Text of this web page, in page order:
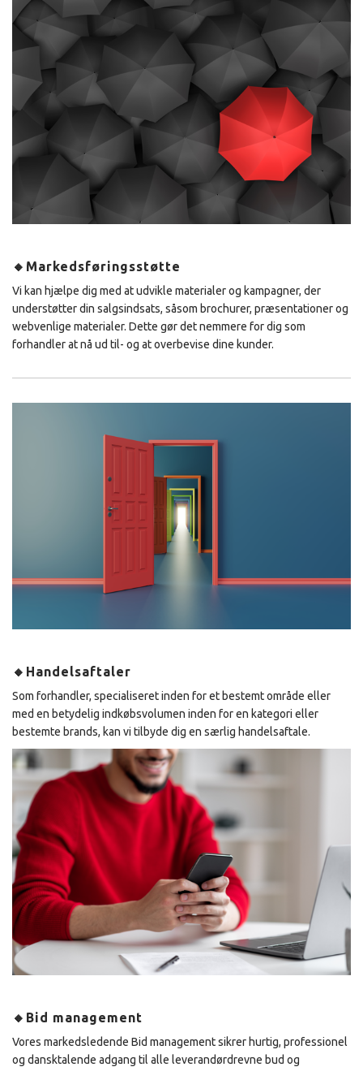
🔸Markedsføringsstøtte
Vi kan hjælpe dig med at udvikle materialer og kampagner, der
understøtter din salgsindsats, såsom brochurer, præsentationer og
webvenlige materialer. Dette gør det nemmere for dig som
forhandler at nå ud til- og at overbevise dine kunder.
🔸Handelsaftaler
Som forhandler, specialiseret inden for et bestemt område eller
med en betydelig indkøbsvolumen inden for en kategori eller
bestemte brands, kan vi tilbyde dig en særlig handelsaftale.
🔸Bid management
Vores markedsledende Bid management sikrer hurtig, professionel
og dansktalende adgang til alle leverandørdrevne bud og